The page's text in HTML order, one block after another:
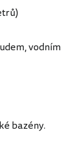
vodním
bazény.